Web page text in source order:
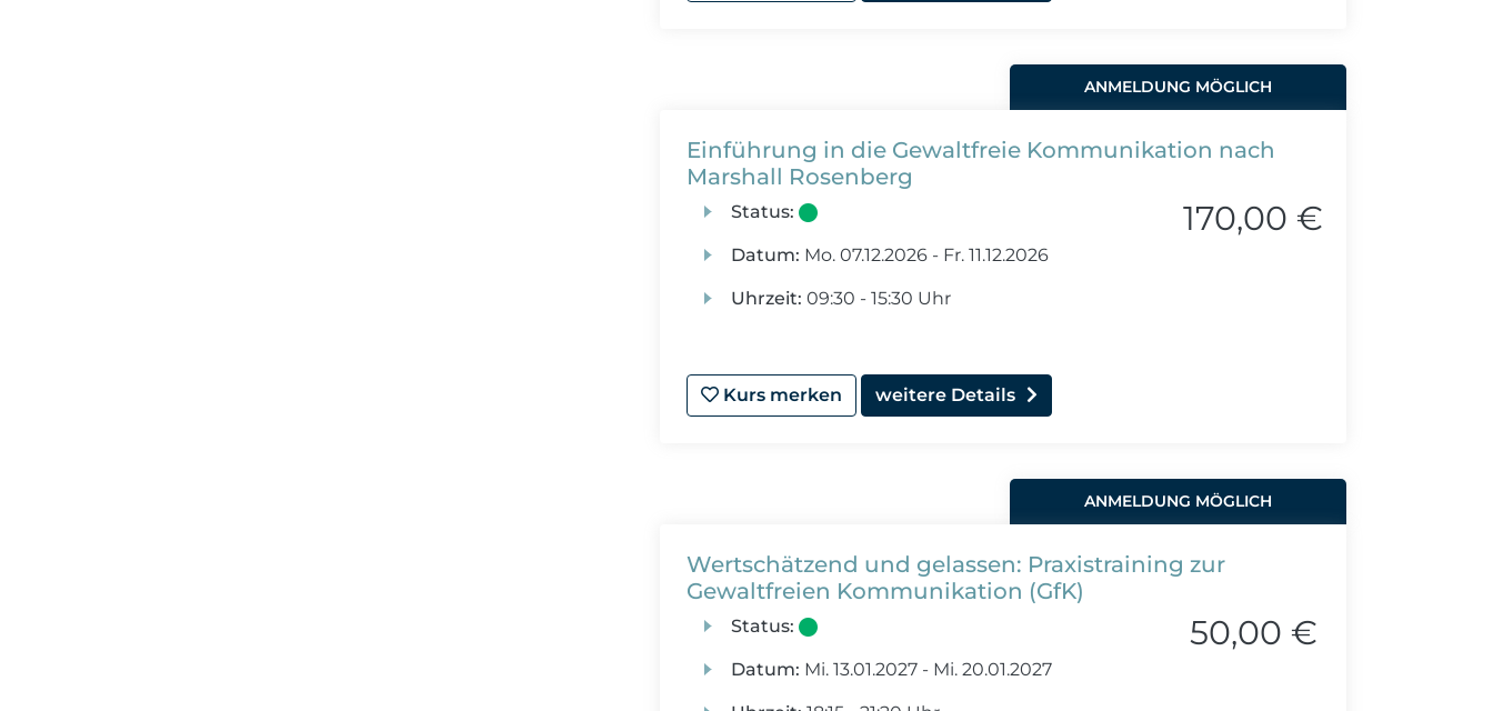
ANMELDUNG MÖGLICH
Einführung in die Gewaltfreie Kommunikation nach
Marshall Rosenberg
Status:
Datum: Mo.07.12.2026 - Fr.11.12.2026
Uhrzeit: 09:30 - 15:30 Uhr
170,00 €
Kurs merken weitere Details
ANMELDUNG MÖGLICH
Wertschätzend und gelassen: Praxistraining zur
Gewaltfreien Kommunikation (GfK)
Status:
Datum: Mi.13.01.2027 - Mi.20.01.2027
50,00 €